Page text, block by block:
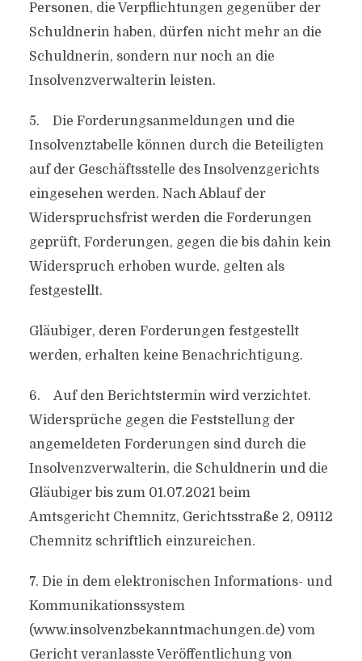
Personen, die Verpflichtungen gegenüber der
Schuldnerin haben, dürfen nicht mehr an die
Schuldnerin, sondern nur noch an die
Insolvenzverwalterin leisten.
5. Die Forderungsanmeldungen und die
Insolvenztabelle können durch die Beteiligten
auf der Geschäftsstelle des Insolvenzgerichts
eingesehen werden. Nach Ablauf der
Widerspruchsfrist werden die Forderungen
geprüft, Forderungen, gegen die bis dahin kein
Widerspruch erhoben wurde, gelten als
festgestellt.
Gläubiger, deren Forderungen festgestellt
werden, erhalten keine Benachrichtigung.
6. Auf den Berichtstermin wird verzichtet.
Widersprüche gegen die Feststellung der
angemeldeten Forderungen sind durch die
Insolvenzverwalterin, die Schuldnerin und die
Gläubiger bis zum 01.07.2021 beim
Amtsgericht Chemnitz, Gerichtsstraße 2, 09112
Chemnitz schriftlich einzureichen.
7. Die in dem elektronischen Informations- und
Kommunikationssystem
(www.insolvenzbekanntmachungen.de) vom
Gericht veranlasste Veröffentlichung von